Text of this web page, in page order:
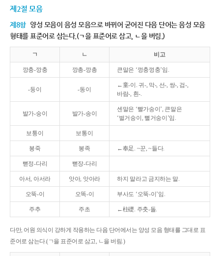
제2절 모음
제8항 양성 모음이 음성 모음으로 바뀌어 굳어진 다음 단어는 음성 모음
형태를 표준어로 삼는다.(ㄱ을 표준어로 삼고, ㄴ을 버림.)
ㄱ ㄴ 비고
깡충-깡충 깡총-깡총 큰말은 ‘껑충껑충’임.
-둥이 -동이
←童-이. 귀-, 막-, 선-, 쌍-, 검-,
바람-, 흰-.
발가-숭이 발가-송이
센말은 ‘빨가숭이’, 큰말은
‘벌거숭이, 뻘거숭이’임.
보퉁이 보통이
봉죽 봉족 ←奉足. ~꾼, ~들다.
뻗정-다리 뻗장-다리
아서, 아서라 앗아, 앗아라 하지 말라고 금지하는 말.
오뚝-이 오똑-이 부사도 ‘오뚝-이’임.
주추 주초 ←柱礎. 주춧-돌.
다만, 어원 의식이 강하게 작용하는 다음 단어에서는 양성 모음 형태를 그대로 표
준어로 삼는다.(ㄱ을 표준어로 삼고, ㄴ을 버림.)